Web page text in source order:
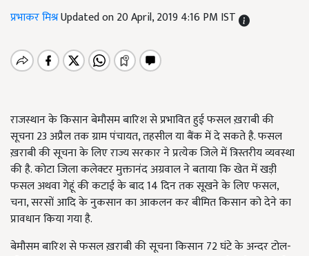
प्रभाकर मिश्रUpdated on 20 April, 2019 4:16 PM IST
राजस्थान के किसान बेमौसम बारिश से प्रभावित हुई फसल ख़राबी की
सूचना 23 अप्रैल तक ग्राम पंचायत,तहसील या बैंक में दे सकते है. फसल
ख़राबी की सूचना के लिए राज्य सरकार ने प्रत्येक जिले मेंत्रिस्तरीय व्यवस्था
की है. कोटा जिला कलेक्टर मुक्तानंद अग्रवाल ने बताया कि खेत में खड़ी
फसल अथवा गेहूं की कटाई के बाद 14 दिन तक सूखने के लिए फसल,
चना,सरसों आदि के नुकसान का आकलन करबीमित किसान को देने का
प्रावधान किया गया है.
बेमौसम बारिश से फसल ख़राबी की सूचना किसान 72 घंटे के अन्दर टोल-